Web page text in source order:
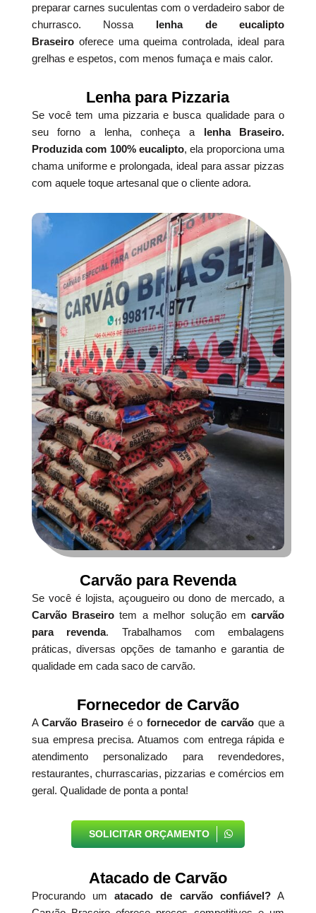
preparar carnes suculentas com o verdadeiro sabor de
churrasco. Nossa lenha de eucalipto
Braseirooferece uma queima controlada, ideal para
grelhas e espetos, com menos fumaça e mais calor.
Lenha para Pizzaria
Se você tem uma pizzaria e busca qualidade para o
seu forno a lenha, conheça a lenha Braseiro.
Produzida com 100% eucalipto, ela proporciona uma
chama uniforme e prolongada, ideal para assar pizzas
com aquele toque artesanal que o cliente adora.
Carvão para Revenda
Se você é lojista, açougueiro ou dono de mercado, a
Carvão Braseiro tem a melhor solução emcarvão
para revenda. Trabalhamos com embalagens
práticas, diversas opções de tamanho e garantia de
qualidade em cada saco de carvão.
Fornecedor de Carvão
ACarvão Braseiro é o fornecedor de carvão que a
sua empresa precisa. Atuamos com entrega rápida e
atendimento personalizado para revendedores,
restaurantes, churrascarias, pizzarias e comércios em
geral. Qualidade de ponta a ponta!
SOLICITAR ORÇAMENTO
Atacado de Carvão
Procurando umatacado de carvão confiável?A